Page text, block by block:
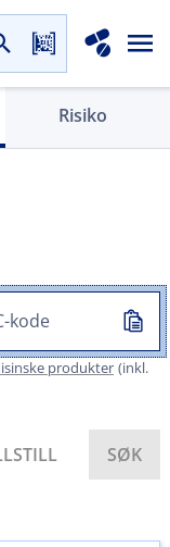
Risiko
produkter (inkl.
SØK